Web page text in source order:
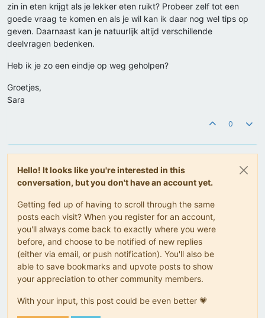
zin in eten krijgt als je lekker eten ruikt? Probeer zelf tot een
goede vraag te komen en als je wil kan ik daar nog wel tips op
geven. Daarnaast kan je natuurlijk altijd verschillende
deelvragen bedenken.
Heb ik je zo een eindje op weg geholpen?
Groetjes,
Sara
0
Hello! It looks like you're interested in this
conversation, but you don't have an account yet.
Getting fed up of having to scroll through the same
posts each visit? When you register for an account,
you'll always come back to exactly where you were
before, and choose to be notified of new replies
(either via email, or push notification). You'll also be
able to save bookmarks and upvote posts to show
your appreciation to other community members.
With your input, this post could be even better 💗